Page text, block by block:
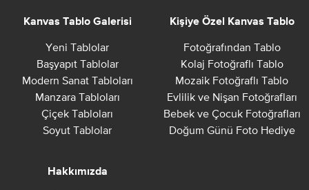
Kanvas Tablo Galerisi
Yeni Tablolar
Başyapıt Tablolar
Modern Sanat Tabloları
Manzara Tabloları
Çiçek Tabloları
Soyut Tablolar
Kişiye Özel Kanvas Tablo
Fotoğrafından Tablo
Kolaj Fotoğraflı Tablo
Mozaik Fotoğraflı Tablo
Evlilik ve Nişan Fotoğrafları
Bebek ve Çocuk Fotoğrafları
Doğum Günü Foto Hediye
Hakkımızda